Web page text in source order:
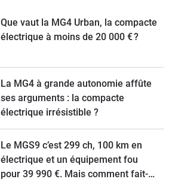
Que vaut la MG4 Urban, la compacte
électrique à moins de 20 000 € ?
La MG4 à grande autonomie affûte
ses arguments : la compacte
électrique irrésistible ?
Le MGS9 c’est 299 ch, 100 km en
électrique et un équipement fou
pour 39 990 €. Mais comment fait-